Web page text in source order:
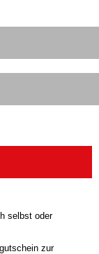
selbst oder
zur